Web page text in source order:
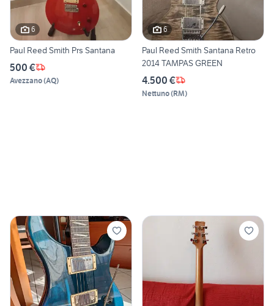
6
Paul Reed Smith Prs Santana
500 €
Avezzano(AQ)
6
Paul Reed Smith Santana Retro
2014 TAMPAS GREEN
4.500 €
Nettuno(RM)